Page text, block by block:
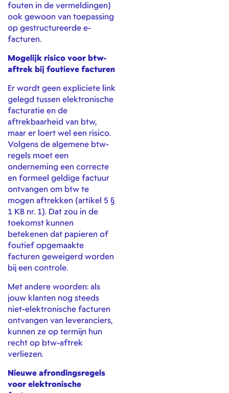
fouten in de vermeldingen)
ook gewoon van toepassing
op gestructureerde e-
facturen.
Mogelijk risico voor btw-
aftrek bij foutieve facturen
Er wordt geen expliciete link
gelegd tussen elektronische
facturatie en de
aftrekbaarheid van btw,
maar er loert wel een risico.
Volgens de algemene btw-
regels moet een
onderneming een correcte
en formeel geldige factuur
ontvangen om btw te
mogen aftrekken (artikel 5 §
1 KB nr. 1). Dat zou in de
toekomst kunnen
betekenen dat papieren of
foutief opgemaakte
facturen geweigerd worden
bij een controle.
Met andere woorden: als
jouw klanten nog steeds
niet-elektronische facturen
ontvangen van leveranciers,
kunnen ze op termijn hun
recht op btw-aftrek
verliezen.
Nieuwe afrondingsregels
voor elektronische